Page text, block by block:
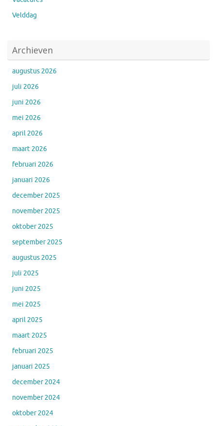
Velddag
Archieven
augustus 2026
juli 2026
juni 2026
mei 2026
april 2026
maart 2026
februari 2026
januari 2026
december 2025
november 2025
oktober 2025
september 2025
augustus 2025
juli 2025
juni 2025
mei 2025
april 2025
maart 2025
februari 2025
januari 2025
december 2024
november 2024
oktober 2024